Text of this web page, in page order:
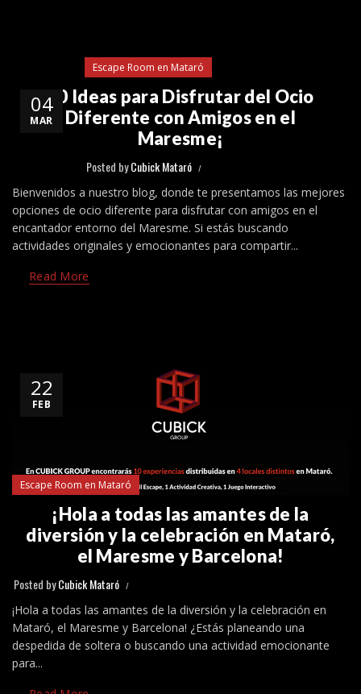
04
MAR
Escape Room en Mataró
10 Ideas para Disfrutar del Ocio
Diferente con Amigos en el
Maresme¡
Posted byCubick Mataró
Bienvenidos a nuestro blog, donde te presentamos las mejores
opciones de ocio diferente para disfrutar con amigos en el
encantador entorno del Maresme. Si estás buscando
actividades originales y emocionantes para compartir...
Read More
22
FEB
Escape Room en Mataró
¡Hola a todas las amantes de la
diversión y la celebración en Mataró,
el Maresme y Barcelona!
Posted byCubick Mataró
¡Hola a todas las amantes de la diversión y la celebración en
Mataró, el Maresme y Barcelona! ¿Estás planeando una
despedida de soltera o buscando una actividad emocionante
para...